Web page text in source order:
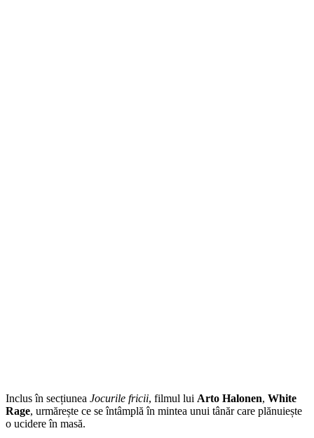
Inclus în secțiunea Jocurile fricii, filmul lui Arto Halonen, White
Rage, urmărește ce se întâmplă în mintea unui tânăr care plănuiește
o ucidere în masă.